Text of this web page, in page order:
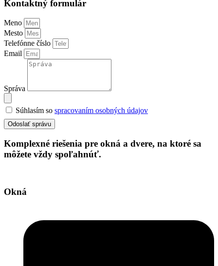
Kontaktný formulár
Meno
Mesto
Telefónne číslo
Email
Správa
Súhlasím so spracovaním osobných údajov
Odoslať správu
Komplexné riešenia pre okná a dvere, na ktoré sa
môžete vždy spoľahnúť.
Okná